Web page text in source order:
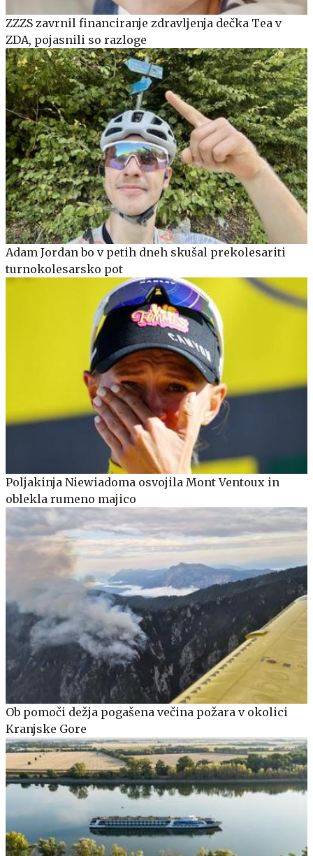
ZZZS zavrnil financiranje zdravljenja dečka Tea v
ZDA, pojasnili so razloge
Adam Jordan bo v petih dneh skušal prekolesariti
turnokolesarsko pot
Poljakinja Niewiadoma osvojila Mont Ventoux in
oblekla rumeno majico
Ob pomoči dežja pogašena večina požara v okolici
Kranjske Gore